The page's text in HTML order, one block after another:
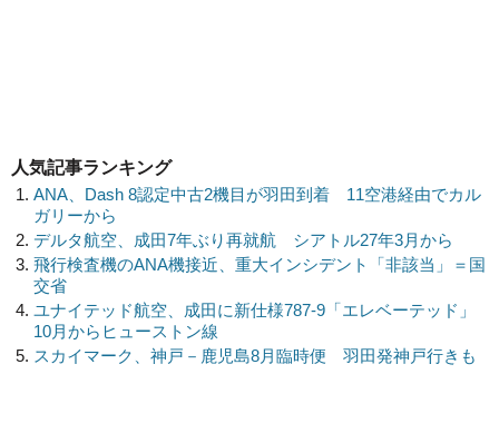
人気記事ランキング
ANA、Dash 8認定中古2機目が羽田到着 11空港経由でカル
ガリーから
デルタ航空、成田7年ぶり再就航 シアトル27年3月から
飛行検査機のANA機接近、重大インシデント「非該当」＝国
交省
ユナイテッド航空、成田に新仕様787-9「エレベーテッド」
10月からヒューストン線
スカイマーク、神戸－鹿児島8月臨時便 羽田発神戸行きも